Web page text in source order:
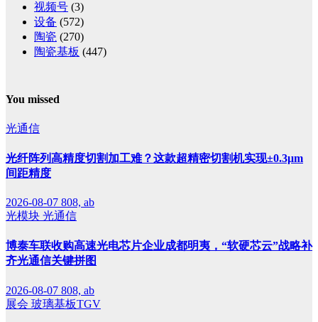
视频号 (3)
设备 (572)
陶瓷 (270)
陶瓷基板 (447)
You missed
光通信
光纤阵列高精度切割加工难？这款超精密切割机实现±0.3μm
间距精度
2026-08-07 808, ab
光模块 光通信
博泰车联收购高速光电芯片企业成都明夷，“软硬芯云”战略补
齐光通信关键拼图
2026-08-07 808, ab
展会 玻璃基板TGV